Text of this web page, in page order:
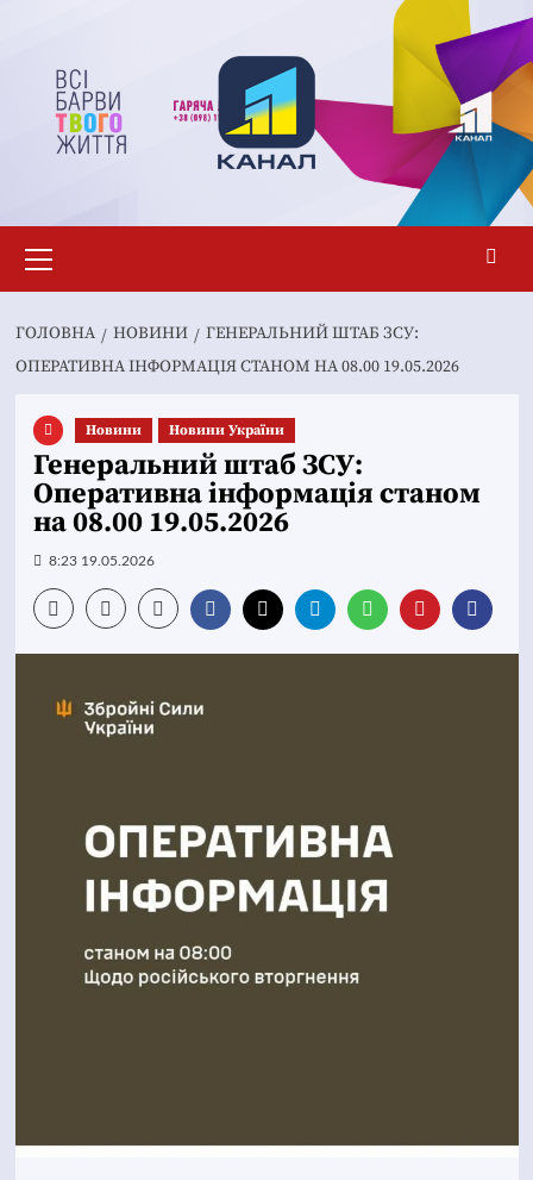
вмісту
меню
ГОЛОВНА НОВИНИ
ГЕНЕРАЛЬНИЙ ШТАБ ЗСУ:
ОПЕРАТИВНА ІНФОРМАЦІЯ СТАНОМ НА 08.00 19.05.2026
Новини Новини України
Генеральний штаб ЗСУ:
Оперативна інформація станом
на 08.00 19.05.2026
8:23 19.05.2026